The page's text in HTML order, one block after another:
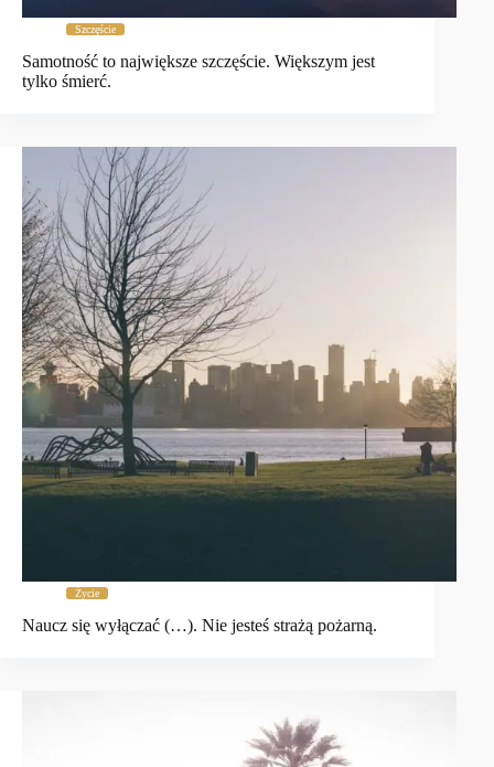
Szczęście
Samotność to największe szczęście. Większym jest
tylko śmierć.
Życie
Naucz się wyłączać (…). Nie jesteś strażą pożarną.